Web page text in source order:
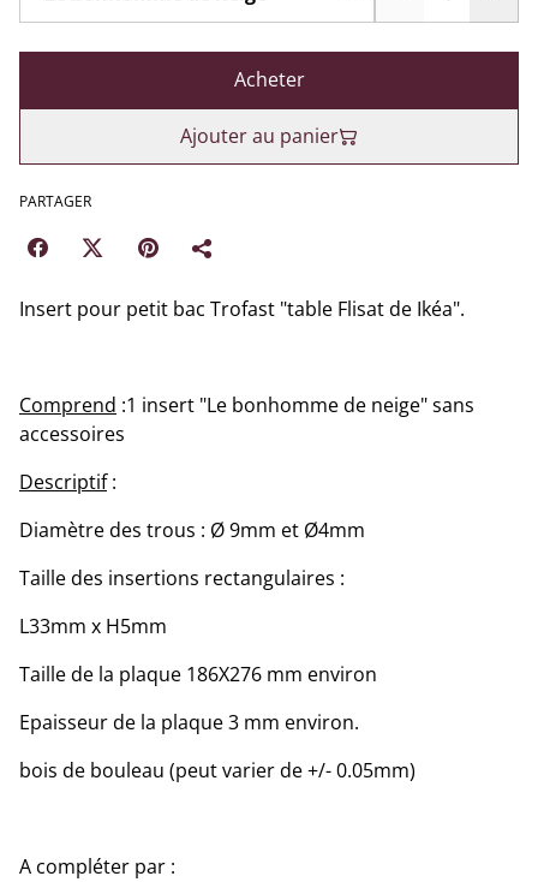
Acheter
Ajouter au panier
PARTAGER
Insert pour petit bac Trofast "table Flisat de Ikéa".
Comprend :1 insert "Le bonhomme de neige" sans
accessoires
Descriptif:
Diamètre des trous : Ø 9mm et Ø4mm
Taille des insertions rectangulaires :
L33mm x H5mm
Taille de la plaque 186X276 mm environ
Epaisseur de la plaque 3 mm environ.
bois de bouleau (peut varier de +/- 0.05mm)
A compléter par :